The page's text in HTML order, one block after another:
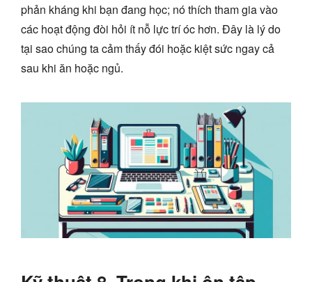
phản kháng khi bạn đang học; nó thích tham gia vào
các hoạt động đòi hỏi ít nỗ lực trí óc hơn. Đây là lý do
tại sao chúng ta cảm thấy đói hoặc kiệt sức ngay cả
sau khi ăn hoặc ngủ.